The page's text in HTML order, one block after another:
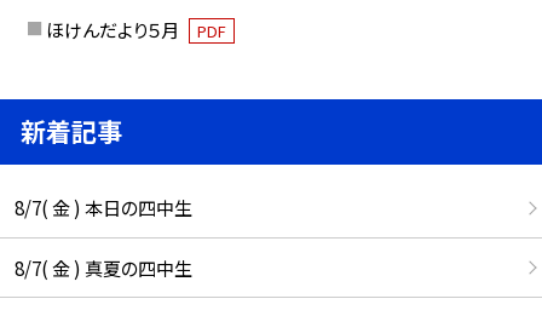
ほけんだより５月
PDF
新着記事
8/7( 金 ) 本日の四中生
8/7( 金 ) 真夏の四中生